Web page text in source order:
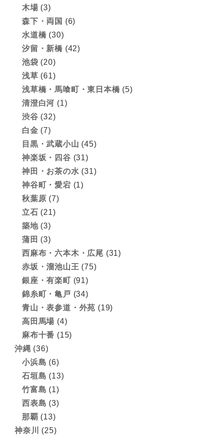
木場 (3)
森下・両国 (6)
水道橋 (30)
汐留・新橋 (42)
池袋 (20)
浅草 (61)
浅草橋・馬喰町・東日本橋 (5)
清澄白河 (1)
渋谷 (32)
白金 (7)
目黒・武蔵小山 (45)
神楽坂・四谷 (31)
神田・お茶の水 (31)
神谷町・愛宕 (1)
秋葉原 (7)
立石 (21)
築地(3)
蒲田 (3)
西麻布・六本木・広尾 (31)
赤坂・溜池山王 (75)
銀座・有楽町 (91)
錦糸町・亀戸 (34)
青山・表参道・外苑 (19)
高田馬場 (4)
麻布十番 (15)
沖縄 (36)
小浜島 (6)
石垣島 (13)
竹富島 (1)
西表島 (3)
那覇 (13)
神奈川
(25)